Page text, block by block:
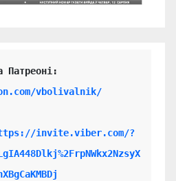
vbolivalnik/
invite.viber.com/?